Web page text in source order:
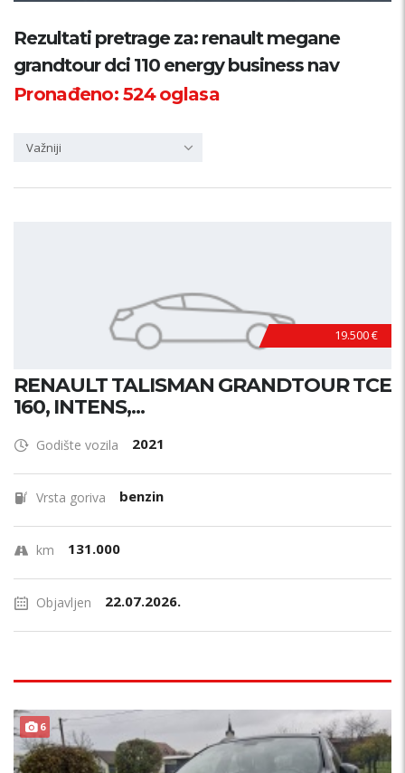
Kategorija
Županija
Rezultati pretrage za: renault megane
grandtour dci 110 energy business nav
Pronađeno:524oglasa
Važniji
19.500 €
RENAULT TALISMAN GRANDTOUR TCE
160, INTENS,...
Godište vozila 2021
Vrsta goriva benzin
km 131.000
Objavljen 22.07.2026.
6